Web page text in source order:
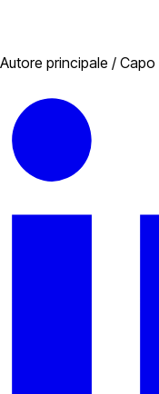
Autore principale /